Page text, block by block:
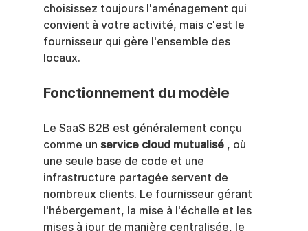
choisissez toujours l'aménagement qui
convient à votre activité, mais c'est le
fournisseur qui gère l'ensemble des
locaux.
Fonctionnement du modèle
Le SaaS B2B est généralement conçu
comme un service cloud mutualisé , où
une seule base de code et une
infrastructure partagée servent de
nombreux clients. Le fournisseur gérant
l'hébergement, la mise à l'échelle et les
mises à jour de manière centralisée, le